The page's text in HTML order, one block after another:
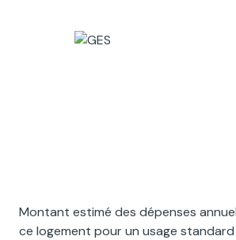
Montant estimé des dépenses
ce logement pour un usage